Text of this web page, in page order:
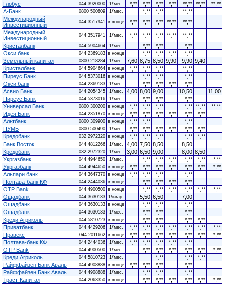
Глобус
044 3920000 1/мес. *,** *,** *,** *,** **,** **,**
**,**
А-Банк
0800 500809 1/мес. *,** *,**
**,**
Международный
Инвестиционный
044 3517941 в конце *,** *,** *,** **,**
**,**
Международный
Инвестиционный
044 3517941 1/мес. *,** *,** *,** **,**
**,**
Кристалбанк
044 5904664 1/мес. *,** *,**
*,**
Окси банк
044 2369183 в конце *,** *,** *,**
*,**
Земельный капитал
0800 218284 1/мес. 7,60 8,75 8,50 9,90 9,90 9,40
Кристалбанк
044 5904664 в конце *,** *,** *,**
**,**
Пиреус Банк
044 5373016 в конце *,** *,**
*,**
Окси банк
044 2369183 1/мес. *,** *,** *,**
*,**
Асвио Банк
044 2054345 1/мес. 4,00 8,00 9,00 10,50
11,00
Пиреус Банк
044 5373016 1/мес. *,** *,**
*,**
Универсал Банк
0800 300200 в конце *,** *,** *,** *,** **,**
**,**
Идея Банк
044 2351870 в конце *,** *,** *,** *,** *,**
*,**
Альтбанк
0800 309900 в конце *,** *,**
*,**
ПУМБ
0800 500490 1/мес. *,** *,** *,** *,** *,**
*,**
Кредобанк
032 2972320 в конце *,** *,** *,** *,**
*,**
Банк Восток
044 4812266 1/мес. 4,00 7,50 8,50
8,50
Кредобанк
032 2972320 1/мес. 3,00 6,50 9,00 8,00 8,50
Укргазбанк
044 4944650 1/мес. *,** *,** *,** *,** *,**
*,**
Укргазбанк
044 4944650 в конце *,** *,** *,** *,** *,** *,**
*,**
Альпари банк
044 3647370 в конце *,** *,** *,**
*,**
Полтава-банк КФ
044 2444036 в конце *,** *,** *,**
*,**
OTP Bank
044 4900500 в конце *,** *,** *,** *,** *,**
*,**
Ощадбанк
044 3630133 1/квар. 5,50 6,50
7,00
Ощадбанк
044 3630133 в конце *,** *,**
*,**
Ощадбанк
044 3630133 1/мес. *,** *,**
*,**
Креди Агриколь
044 5810723 в конце *,** *,** *,**
*,**
Приватбанк
044 4429206 1/мес. *,** *,** *,** *,** *,** *,**
*,**
Правекс
044 2011662 в конце *,** *,** *,** *,** *,** *,**
*,**
Полтава-банк КФ
044 2444036 1/мес. *,** *,** *,** *,**
*,**
OTP Bank
044 4900500 1/мес. *,** *,** *,** *,** *,**
*,**
Креди Агриколь
044 5810723 1/мес. *,** *,**
*,**
Райффайзен Банк Аваль
044 4908888 в конце *,** *,** *,**
*,**
Райффайзен Банк Аваль
044 4908888 1/мес. *,** *,**
*,**
Траст-Капитал
044 2063350 в конце *,** *,** *,** *,** *,**
*,**